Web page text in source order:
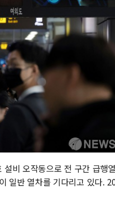
뉴욕증시
청와대, 북
비 오작동으로 전 구간 급행
일반 열차를 기다리고 있다.